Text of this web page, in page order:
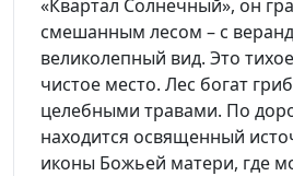
«Квартал Солнечный», он
смешанным лесом – с
великолепный вид. Это
чистое место. Лес богат
целебными травами. По
находится освященный
иконы Божьей матери, где